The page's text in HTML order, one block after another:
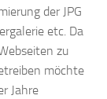
der JPG
etc. Da
zu
möchte
Jahre